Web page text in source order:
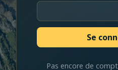
Pas encore de